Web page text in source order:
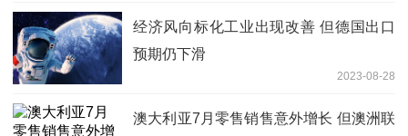
经济风向标化工业出现改善 但德国出口
预期仍下滑
2023-08-28
澳大利亚7月零售销售意外增长 但澳洲联